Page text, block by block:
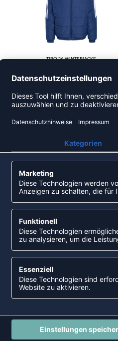
TIRO 26 WINTERJACKE
TIRO 26 WINTERJACKE
UVP 199,95 € |129,97€
SOFTSHELL JACKET WOMEN